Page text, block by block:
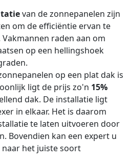
van de zonnepanelen zijn
om de efficiëntie ervan te
raden aan om
op een hellingshoek
op een plat dak is
ligt de prijs zo'n 15%
dak. De installatie ligt
in elkaar. Het is daarom
te laten uitvoeren door
Bovendien kan een expert u
het juiste soort